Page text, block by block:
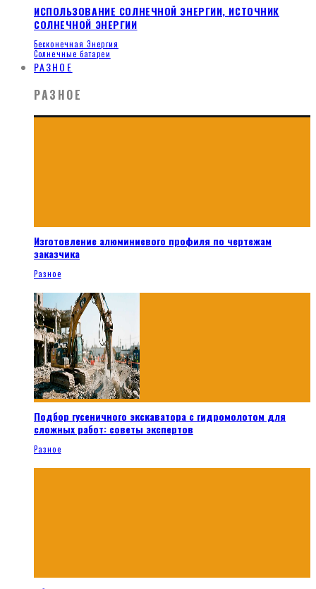
ИСПОЛЬЗОВАНИЕ СОЛНЕЧНОЙ ЭНЕРГИИ, ИСТОЧНИК
СОЛНЕЧНОЙ ЭНЕРГИИ
Бесконечная Энергия
Солнечные батареи
РАЗНОЕ
РАЗНОЕ
Изготовление алюминиевого профиля по чертежам
заказчика
Разное
Подбор гусеничного экскаватора с гидромолотом для
сложных работ: советы экспертов
Разное